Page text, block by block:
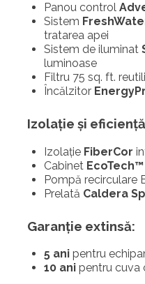
Panou control
Sistem
tratarea apei
Sistem de iluminat
luminoase
Filtru 75 sq. ft.
Încălzitor
Izolație și
Izolație FiberCor
Cabinet EcoTech™
Pompă recirculare
Prelată Caldera
Garanție extinsă:
5 ani pentru
10 ani pentru cuva